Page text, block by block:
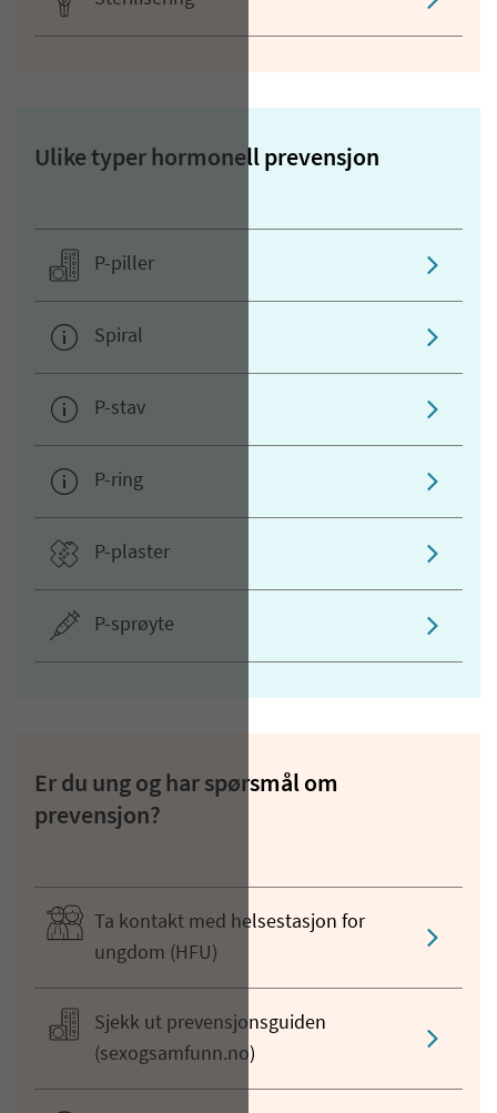
Ulike typer hormonell prevensjon
P-piller
Spiral
P-stav
P-ring
P-plaster
P-sprøyte
Er du ung og har spørsmål om
prevensjon?
Ta kontakt med helsestasjon for
ungdom (HFU)
Sjekk ut prevensjonsguiden
(sexogsamfunn.no)